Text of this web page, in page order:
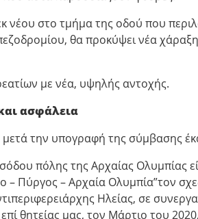
νέου στο τμήμα της οδού που
θα προκύψει νέα
με νέα, υψηλής αντοχής.
ασφάλεια
μετά την υπογραφή της σύμβασης
πόλης της Αρχαίας Ολυμπίας
– Πύργος – Αρχαία Ολυμπία”τον
Ηλείας, σε
θητείας μας, τον Μάρτιο του